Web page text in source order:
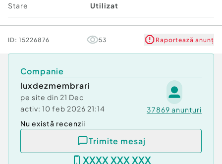
Stare Utilizat
ID: 15226876 53 Raportează anunț
Companie
luxdezmembrari
pe site din 21 Dec
activ: 10 feb 2026 21:14 37869 anunțuri
Nu există recenzii
Trimite mesaj
XXXX XXX XXX